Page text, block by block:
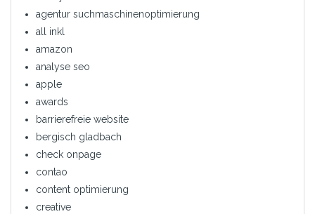
agentur suchmaschinenoptimierung
all inkl
amazon
analyse seo
apple
awards
barrierefreie website
bergisch gladbach
check onpage
contao
content optimierung
creative